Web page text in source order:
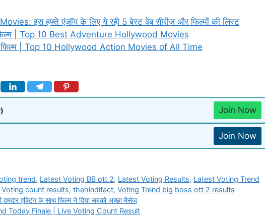
इस हफ्ते एंजॉय के लिए ये रही 5 बेस्ट वेब सीरीज और फिल्मों की लिस्ट
फिल्म | Top 10 Best Adventure Hollywood Movies
फिल्म | Top 10 Hollywood Action Movies of All Time
Join Now
Join Now
trend, Latest Voting BB ott 2, Latest Voting Results, Latest Voting Trend
Voting count results, thehindifact, Voting Trend big boss ott 2 results
एक्टिंग के साथ फिल्म ने दिया सबको अच्छा मैसेज
Today Finale | Live Voting Count Result